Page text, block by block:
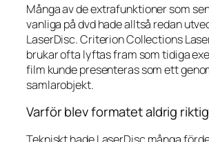
Många av de extrafunktioner som
vanliga på dvd hade alltså redan
LaserDisc. Criterion Collections
brukar ofta lyftas fram som tidiga
film kunde presenteras som ett
samlarobjekt.
Varför blev formatet aldrig